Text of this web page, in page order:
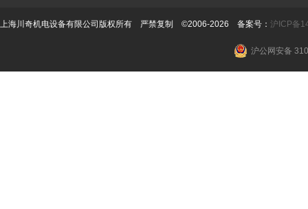
上海川奇机电设备有限公司版权所有 严禁复制 ©2006-2026 备案号： 沪ICP备
沪公网安备